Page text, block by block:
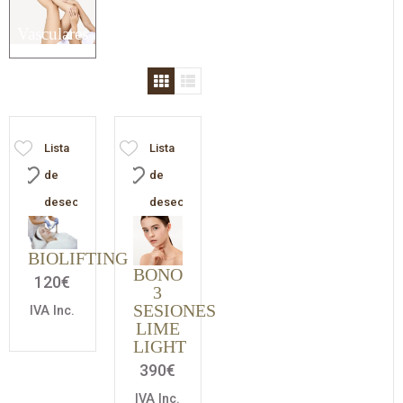
Vasculares
incluyen
una
variedad
de
afecciones.
Ya se...
Lista
de
deseos
BIOLIFTING
120€
IVA Inc.
Lista
de
deseos
BONO
3
SESIONES
LIME
LIGHT
390€
IVA Inc.